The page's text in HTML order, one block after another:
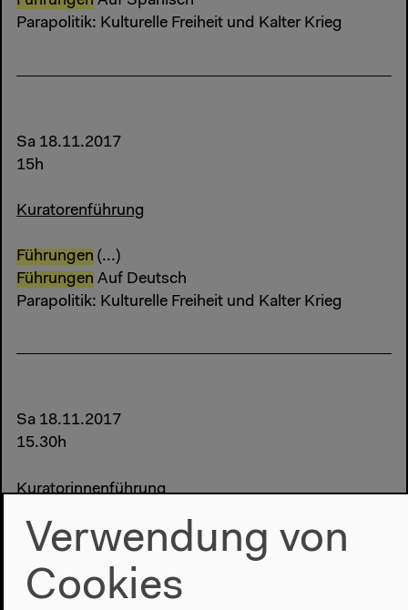
Parapolitik: Kulturelle Freiheit und Kalter Krieg
Sa 18.11.2017
15h
Kuratorenführung
Führungen (...)
Führungen Auf Deutsch
Parapolitik: Kulturelle Freiheit und Kalter Krieg
Sa 18.11.2017
15.30h
Kuratorinnenführung
Führungen(...)
Parapolitik: Kulturelle Freiheit und Kalter Krieg
Verwendung von
Cookies